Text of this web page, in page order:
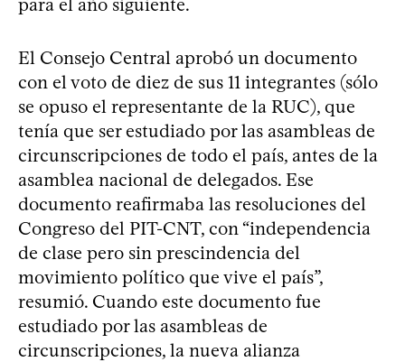
El Consejo Central aprobó un documento
con el voto de diez de sus 11 integrantes (sólo
se opuso el representante de la RUC), que
tenía que ser estudiado por las asambleas de
circunscripciones de todo el país, antes de la
asamblea nacional de delegados. Ese
documento reafirmaba las resoluciones del
Congreso del PIT-CNT, con “independencia
de clase pero sin prescindencia del
movimiento político que vive el país”,
resumió. Cuando este documento fue
estudiado por las asambleas de
circunscripciones, la nueva alianza